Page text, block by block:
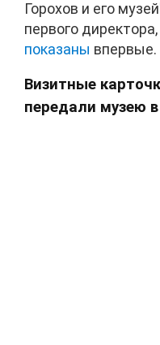
Горохов и его
первого
показаны впервые.
Визитные
передали музею